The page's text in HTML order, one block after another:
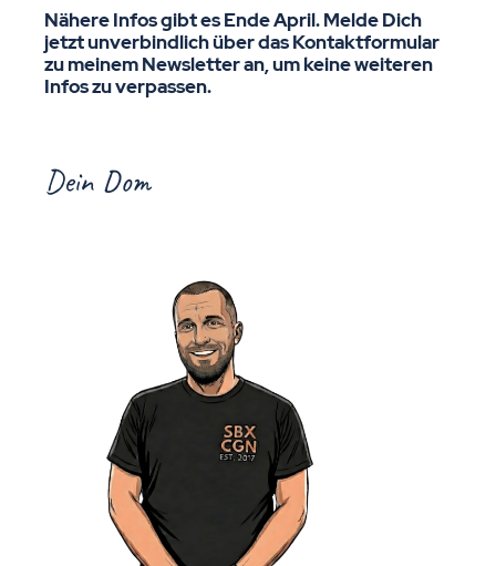
Nähere Infos gibt es Ende April. Melde Dich
jetzt unverbindlich über das Kontaktformular
zu meinem Newsletter an, um keine weiteren
Infos zu verpassen.
Dein Dom